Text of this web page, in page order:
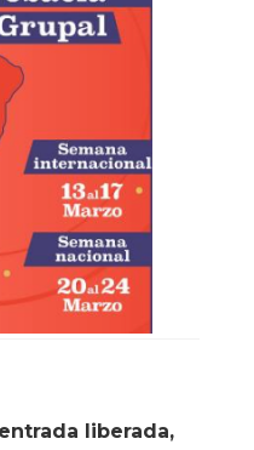
liberada,